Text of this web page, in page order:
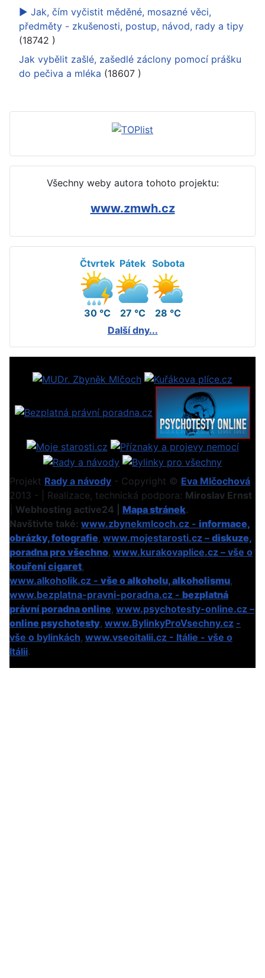
► Jak, čím vyčistit měděné, mosazné věci,
předměty - zkušenosti, postup, návod, rady a tipy
(18742 )
Jak vybělit zašlé, zašedlé záclony pomocí prášku
do pečiva a mléka (18607 )
Všechny weby autora tohoto projektu:
www.zmwh.cz
Čtvrtek
30 °C
Pátek
27 °C
Sobota
28 °C
Další dny...
Projekt Rady a návody - Copyright © Eva Mlčochová
2013 - | Realizace, technická podpora: Miroslav Ernst
Webhosting active24 | Mapa stránek.
Navštivte také: www.zbynekmlcoch.cz - informace,
obrázky, fotografie, www.mojestarosti.cz – diskuze,
poradna pro všechno, www.kurakovaplice.cz – vše o
kouření cigaret,
www.alkoholik.cz - vše o alkoholu, alkoholismu,
www.bezplatna-pravni-poradna.cz - bezplatná
právní poradna online, www.psychotesty-online.cz –
online psychotesty, www.BylinkyProVsechny.cz -
vše o bylinkách, www.vseoitalii.cz - Itálie - vše o
Itálii.